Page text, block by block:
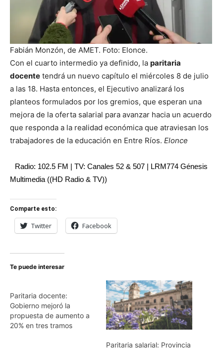
Fabián Monzón, de AMET. Foto: Elonce.
Con el cuarto intermedio ya definido, la paritaria
docente tendrá un nuevo capítulo el miércoles 8 de julio
a las 18. Hasta entonces, el Ejecutivo analizará los
planteos formulados por los gremios, que esperan una
mejora de la oferta salarial para avanzar hacia un acuerdo
que responda a la realidad económica que atraviesan los
trabajadores de la educación en Entre Ríos. Elonce
Radio: 102.5 FM | TV: Canales 52 & 507 | LRM774 Génesis
Multimedia ((HD Radio & TV))
Comparte esto:
Twitter Facebook
Te puede interesar
Paritaria docente:
Gobierno mejoró la
propuesta de aumento a
20% en tres tramos
Paritaria salarial: Provincia